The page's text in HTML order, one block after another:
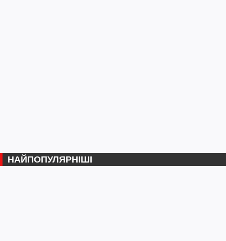
НАЙПОПУЛЯРНІШІ